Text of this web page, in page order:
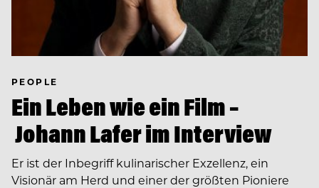
PEOPLE
Ein Leben wie ein Film –
Johann Lafer im Interview
Er ist der Inbegriff kulinarischer Exzellenz, ein
Visionär am Herd und einer der größten Pioniere